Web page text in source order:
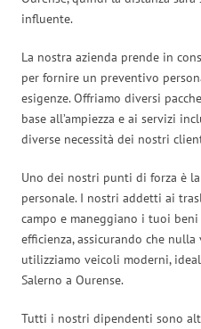
influente.
La nostra azienda prende in
per fornire un preventivo
esigenze. Offriamo diversi
base all’ampiezza e ai servizi
diverse necessità dei nostri
Uno dei nostri punti di forza è
personale. I nostri addetti ai
campo e maneggiano i tuoi beni
efficienza, assicurando che
utilizziamo veicoli moderni,
Salerno a Ourense.
Tutti i nostri dipendenti sono